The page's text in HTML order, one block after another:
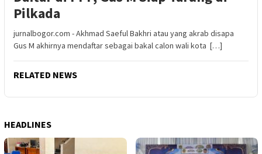
Pilkada
jurnalbogor.com - Akhmad Saeful Bakhri atau yang akrab disapa
Gus M akhirnya mendaftar sebagai bakal calon wali kota […]
RELATED NEWS
HEADLINES